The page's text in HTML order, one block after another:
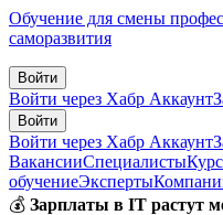
Обучение для смены
саморазвития
Войти
Войти через Хабр Аккаунт
Войти
Войти через Хабр Аккаунт
ВакансииСпециалисты
обучениеЭксперты
💰 Зарплаты в IT растут